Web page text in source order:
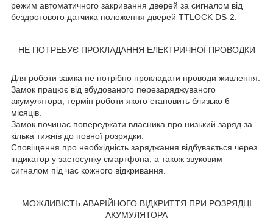
режим автоматичного закривання дверей за сигналом від
бездротового датчика положення дверей TTLOCK DS-2.
НЕ ПОТРЕБУЄ ПРОКЛАДАННЯ ЕЛЕКТРИЧНОЇ ПРОВОДКИ
Для роботи замка не потрібно прокладати проводи живлення.
Замок працює від вбудованого перезаряджуваного
акумулятора, термін роботи якого становить близько 6
місяців.
Замок починає попереджати власника про низький заряд за
кілька тижнів до повної розрядки.
Сповіщення про необхідність заряджання відбувається через
індикатор у застосунку смартфона, а також звуковим
сигналом під час кожного відкривання.
МОЖЛИВІСТЬ АВАРІЙНОГО ВІДКРИТТЯ ПРИ РОЗРЯДЦІ
АКУМУЛЯТОРА